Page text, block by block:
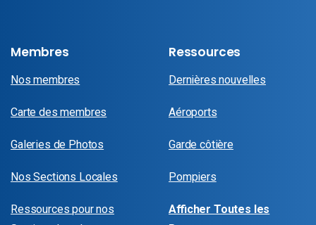
Membres
Nos membres
Carte des membres
Galeries de Photos
Nos Sections Locales
Ressources pour nos
Ressources
Dernières nouvelles
Aéroports
Garde côtière
Pompiers
Afficher Toutes les